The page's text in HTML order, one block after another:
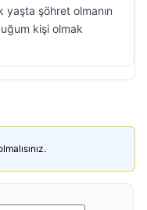
şöhret olmanın
kişi olmak